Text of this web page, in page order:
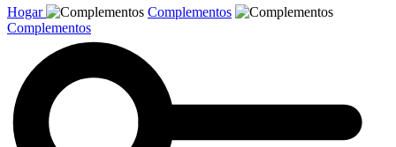
Hogar
Complementos
Complementos